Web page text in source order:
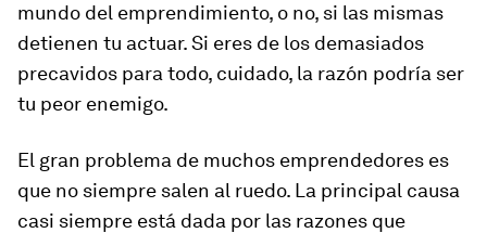
mundo del emprendimiento, o no, si las mismas
detienen tu actuar. Si eres de los demasiados
precavidos para todo, cuidado, la razón podría ser
tu peor enemigo.
El gran problema de muchos emprendedores es
que no siempre salen al ruedo. La principal causa
casi siempre está dada por las razones que